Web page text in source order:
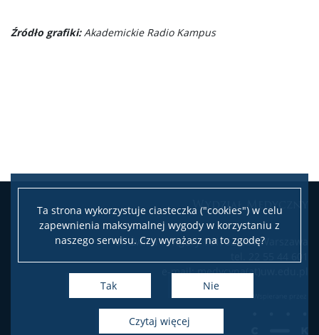
Ta strona wykorzystuje ciasteczka ("cookies") w celu
zapewnienia maksymalnej wygody w korzystaniu z
naszego serwisu. Czy wyrażasz na to zgodę?
Tak Nie
czytaj więcej
Źródło grafiki:Akademickie Radio Kampus
Leaflet|©OpenStreetMapcontributors
Wydział Medyczny
ul. Żwirki i Wigury 101, 02-089 Warszawa
e-mail: medycyna(at)uw.edu.pl